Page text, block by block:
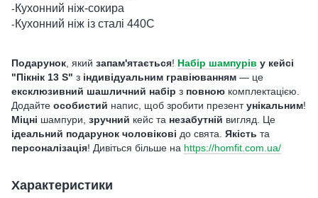
-Кухонний ніж-сокира
-Кухонний ніж із сталі 440С
Подарунок , який запам'ятається! Набір шампурів у кейсі
"Пікнік 13 S" з індивідуальним гравіюванням — це
ексклюзивний шашличний набір з повною комплектацією.
Додайте особистий напис, щоб зробити презентунікальним!
Міцні шампури, зручний кейс та незабутній вигляд. Це
ідеальний подарунок чоловікові до свята. Якість та
персоналізація! Дивіться більше на https://homfit.com.ua/
Характеристики